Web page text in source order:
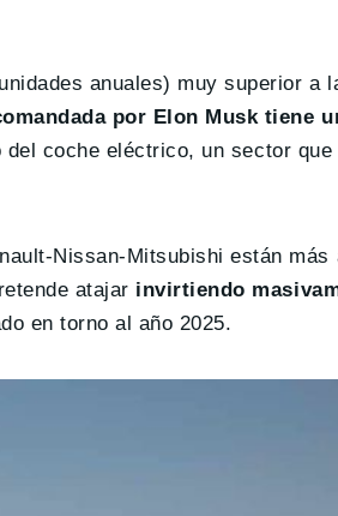
anuales) muy superior a
por Elon Musk tiene
coche eléctrico, un sector que
Nissan-Mitsubishi están más
atajar invirtiendo
en torno al año 2025.